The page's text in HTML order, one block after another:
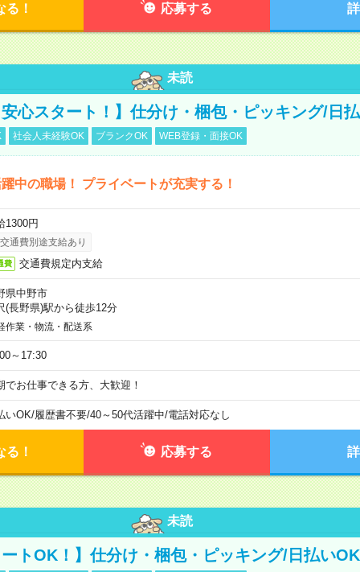
る！ 応募する
未読
心スタート！】仕分け・梱包・ピッキング/日
社会人未経験OK ブランクOK WEB登録・面接OK
中の職場！ プライベートが充実する！
1300円
交通費別途支給あり
費 交通費規定内支給
県中野市
(長野県)駅から徒歩12分
作業・物流・配送系
～17:30
でお仕事できる方、大歓迎！
いOK/履歴書不要/40～50代活躍中/電話対応なし
る！ 応募する
未読
トOK！】仕分け・梱包・ピッキング/日払いOK